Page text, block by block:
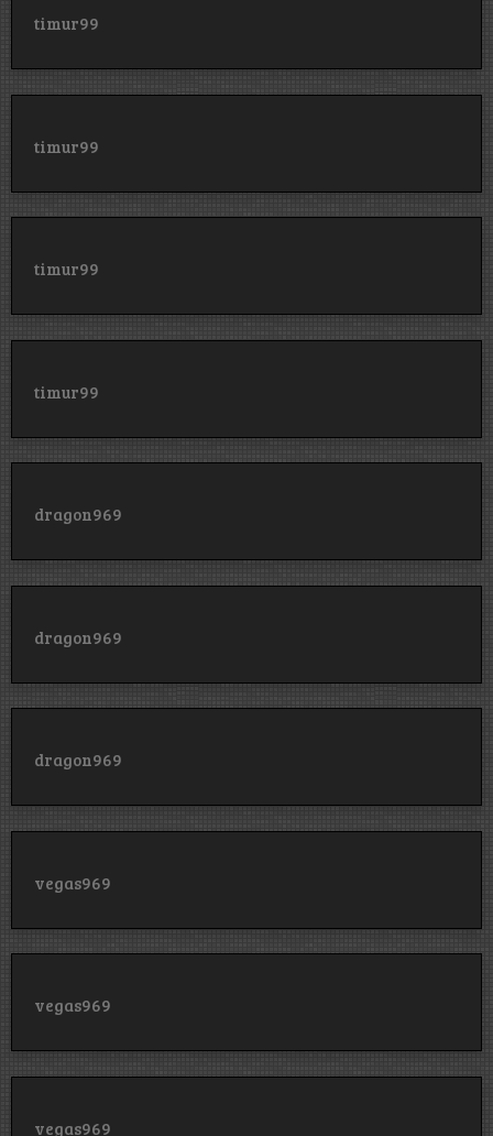
timur99
timur99
timur99
timur99
dragon969
dragon969
dragon969
vegas969
vegas969
vegas969